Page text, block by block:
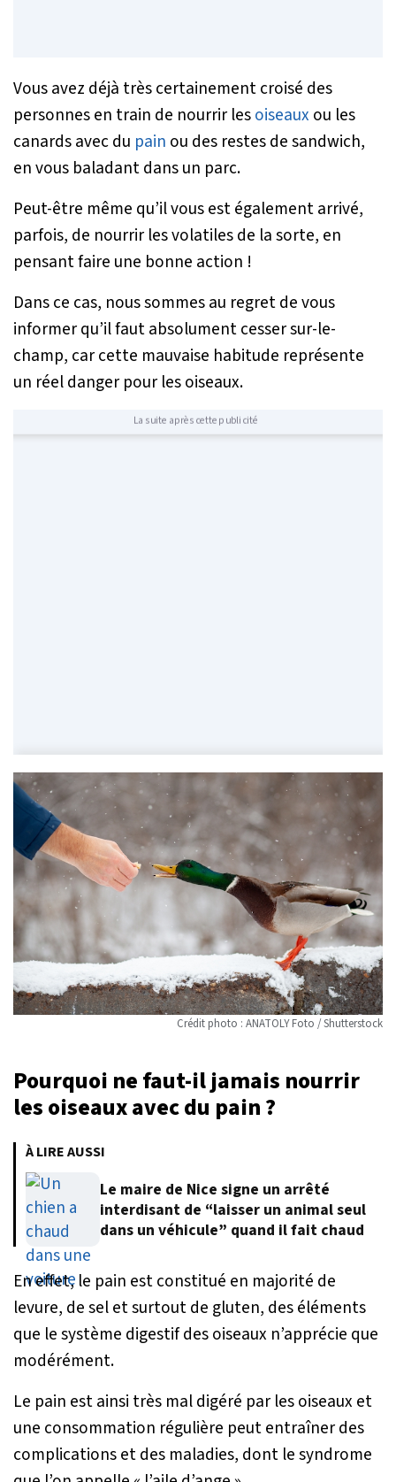
Vous avez déjà très certainement croisé des
personnes en train de nourrir lesoiseaux ou les
canards avec du pain ou des restes de sandwich,
en vous baladant dans un parc.
Peut-être même qu’il vous est également arrivé,
parfois, de nourrir les volatiles de la sorte, en
pensant faire une bonne action !
Dans ce cas, nous sommes au regret de vous
informer qu’il faut absolument cesser sur-le-
champ, car cette mauvaise habitude représente
un réel danger pour les oiseaux.
La suite après cette publicité
Crédit photo : ANATOLY Foto / Shutterstock
Pourquoi ne faut-il jamais nourrir
les oiseaux avec du pain ?
À LIRE AUSSI
Le maire de Nice signe un arrêté
interdisant de “laisser un animal seul
dans un véhicule” quand il fait chaud
En effet, le pain est constitué en majorité de
levure, de sel et surtout de gluten, des éléments
que le système digestif des oiseaux n’apprécie que
modérément.
Le pain est ainsi très mal digéré par les oiseaux et
une consommation régulière peut entraîner des
complications et des maladies, dont le syndrome